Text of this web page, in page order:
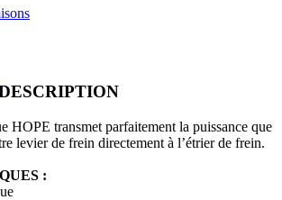
HOPE transmet parfaitement la puissance que
levier de frein directement à l’étrier de frein.
: